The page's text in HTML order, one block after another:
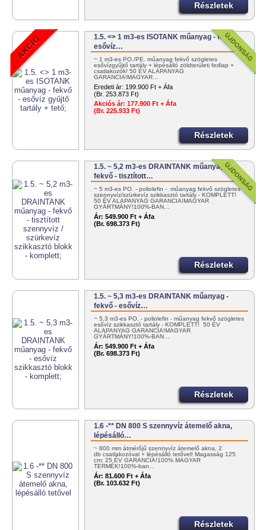
Részletek
1.5. <> 1 m3-es ISOTANK műanyag - fekvő -
esővíz…
~ 1 m3-es PO./PE. műanyag fekvő szögletes
esővízgyűjtő tartály + lépésálló zöldterületi fedlap +
csatlakozók! 50 ÉV ALAPANYAG
GARANCIA!MAGYAR…
Eredeti ár: 199.900 Ft + Áfa
(Br. 253.873 Ft)
Akciós ár: 177.900 Ft + Áfa
(Br. 225.933 Ft)
Részletek
1.5. ~ 5,2 m3-es DRAINTANK műanyag -
fekvő - tisztított…
~ 5 m3-es PO. - poliolefin - műanyag fekvő szögletes
szennyvíz/szürkevíz szikkasztó tartály - KOMPLETT!
50 ÉV ALAPANYAG GARANCIA!MAGYAR
GYÁRTMÁNY!100%-BAN…
Ár: 549.900 Ft + Áfa
(Br. 698.373 Ft)
Részletek
1.5. ~ 5,3 m3-es DRAINTANK műanyag -
fekvő - esővíz…
~ 5,3 m3-es PO. - poliolefin - műanyag fekvő szögletes
esővíz szikkasztó tartály - KOMPLETT! 50 ÉV
ALAPANYAG GARANCIA!MAGYAR
GYÁRTMÁNY!100%-BAN…
Ár: 549.900 Ft + Áfa
(Br. 698.373 Ft)
Részletek
1.6 -** DN 800 S szennyvíz átemelő akna,
lépésálló…
~ 800 mm átmérőjű szennyvíz átemelő akna, 2
db csatlakozóval + lépésálló tetővel! Magasság 125
cm; 25 ÉV GARANCIA!100% MAGYAR
TERMÉK!100%-ban…
Ár: 81.600 Ft + Áfa
(Br. 103.632 Ft)
Részletek